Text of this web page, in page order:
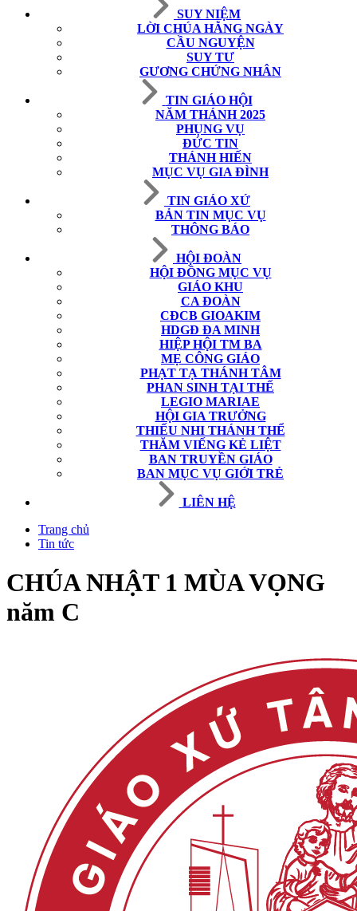
SUY NIỆM
LỜI CHÚA HẰNG NGÀY
CẦU NGUYỆN
SUY TƯ
GƯƠNG CHỨNG NHÂN
TIN GIÁO HỘI
NĂM THÁNH 2025
PHỤNG VỤ
ĐỨC TIN
THÁNH HIẾN
MỤC VỤ GIA ĐÌNH
TIN GIÁO XỨ
BẢN TIN MỤC VỤ
THÔNG BÁO
HỘI ĐOÀN
HỘI ĐỒNG MỤC VỤ
GIÁO KHU
CA ĐOÀN
CĐCB GIOAKIM
HDGĐ ĐA MINH
HIỆP HỘI TM BA
MẸ CÔNG GIÁO
PHẠT TẠ THÁNH TÂM
PHAN SINH TẠI THẾ
LEGIO MARIAE
HỘI GIA TRƯỞNG
THIẾU NHI THÁNH THỂ
THĂM VIẾNG KẺ LIỆT
BAN TRUYỀN GIÁO
BAN MỤC VỤ GIỚI TRẺ
LIÊN HỆ
Trang chủ
Tin tức
CHÚA NHẬT 1 MÙA VỌNG
năm C